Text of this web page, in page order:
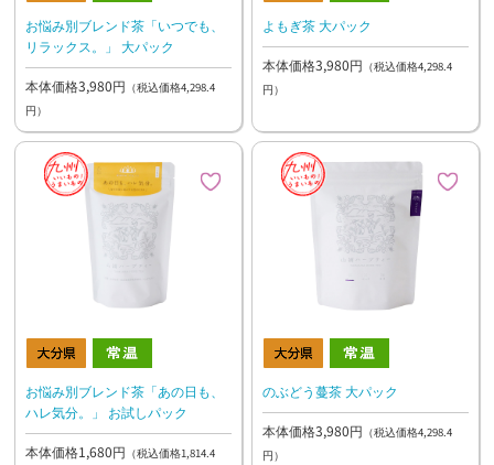
お悩み別ブレンド茶「いつでも、
リラックス。」 大パック
本体価格3,980円 （税込価格4,298.4
円）
よもぎ茶 大パック
本体価格3,980円 （税込価格4,298.4
円）
お悩み別ブレンド茶「あの日も、
ハレ気分。」 お試しパック
本体価格1,680円 （税込価格1,814.4
のぶどう蔓茶 大パック
本体価格3,980円 （税込価格4,298.4
円）